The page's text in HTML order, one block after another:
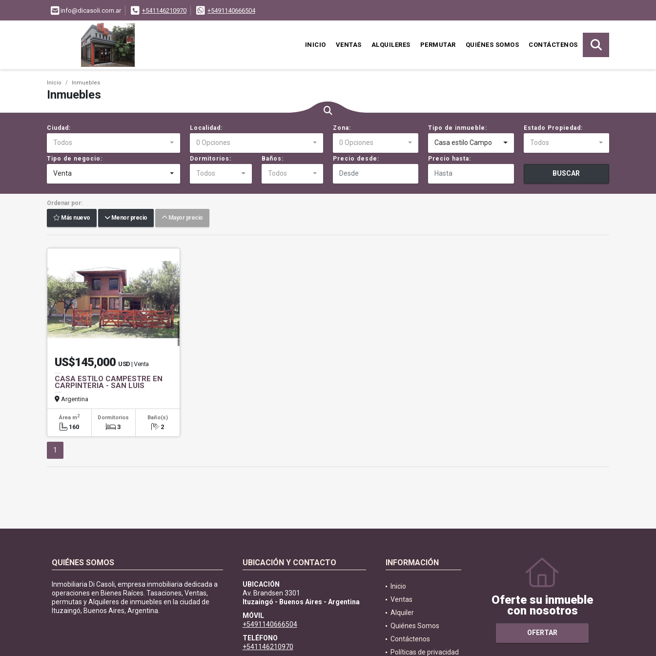
info@dicasoli.com.ar +541146210970 +5491140666504
INICIO VENTAS ALQUILERES PERMUTAR QUIÉNES SOMOS CONTÁCTENOS
Inicio Inmuebles
Inmuebles
Ciudad:
Todos
Localidad:
0 Opciones
Zona:
0 Opciones
Tipo de inmueble:
Casa estilo Campo
Estado Propiedad:
Todos
Tipo de negocio:
Venta
Dormitorios:
Todos
Baños:
Todos
Precio desde: Precio hasta:
BUSCAR
Ordenar por:
Más nuevo Menor precio Mayor precio
US$145,000 USD | Venta
CASA ESTILO CAMPESTRE EN
CARPINTERIA - SAN LUIS
Argentina
Área m2
160
Dormitorios
3
Baño(s)
2
1
QUIÉNES SOMOS
Inmobiliaria Di Casoli, empresa inmobiliaria dedicada a
operaciones en Bienes Raíces. Tasaciones, Ventas,
permutas y Alquileres de inmuebles en la ciudad de
Ituzaingó, Buenos Aires, Argentina.
UBICACIÓN Y CONTACTO
UBICACIÓN
Av. Brandsen 3301
Ituzaingó - Buenos Aires - Argentina
MÓVIL
+5491140666504
TELÉFONO
+541146210970
INFORMACIÓN
Inicio
Ventas
Alquiler
Quiénes Somos
Contáctenos
Políticas de privacidad
Oferte su inmueble
con nosotros
OFERTAR